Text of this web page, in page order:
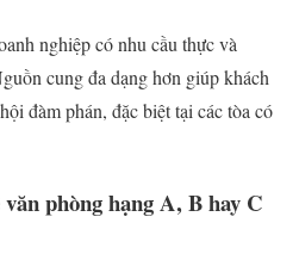
nghiệp có nhu cầu thực và
cung đa dạng hơn giúp khách
đàm phán, đặc biệt tại các tòa có
phòng hạng A, B hay C